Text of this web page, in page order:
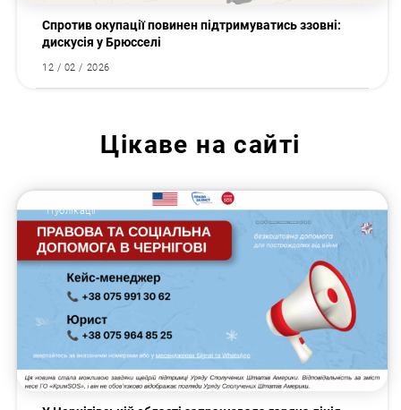
Спротив окупації повинен підтримуватись ззовні:
дискусія у Брюсселі
12 / 02 / 2026
Цікаве на сайті
Публікації